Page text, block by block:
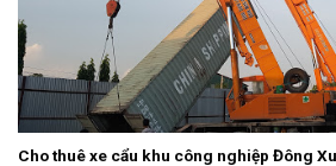
Cho thuê xe cẩu khu công nghiệp Đông